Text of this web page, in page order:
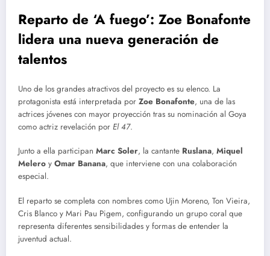
Reparto de ‘A fuego’: Zoe Bonafonte
lidera una nueva generación de
talentos
Uno de los grandes atractivos del proyecto es su elenco. La
protagonista está interpretada por Zoe Bonafonte, una de las
actrices jóvenes con mayor proyección tras su nominación al Goya
como actriz revelación por El 47.
Junto a ella participan Marc Soler, la cantante Ruslana, Miquel
Melero y Omar Banana, que interviene con una colaboración
especial.
El reparto se completa con nombres como Ujin Moreno, Ton Vieira,
Cris Blanco y Mari Pau Pigem, configurando un grupo coral que
representa diferentes sensibilidades y formas de entender la
juventud actual.